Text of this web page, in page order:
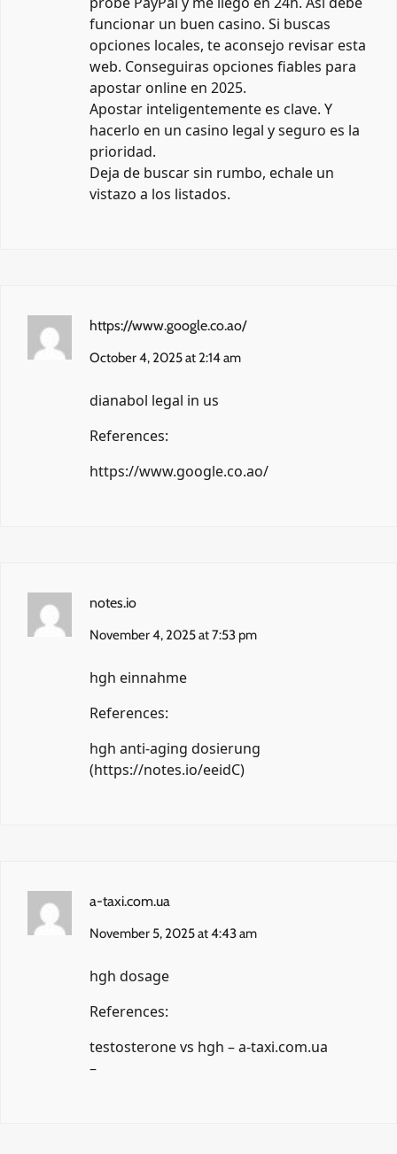
funcionar un buen casino. Si buscas
opciones locales, te aconsejo revisar esta
web. Conseguiras opciones fiables para
apostar online en 2025.
Apostar inteligentemente es clave. Y
hacerlo en un casino legal y seguro es la
prioridad.
Deja de buscar sin rumbo, echale un
vistazo a los listados.
https://www.google.co.ao/
October 4, 2025 at 2:14 am
dianabol legal in us
References:
https://www.google.co.ao/
notes.io
November 4, 2025 at 7:53 pm
hgh einnahme
References:
hgh anti-aging dosierung
(https://notes.io/eeidC)
a-taxi.com.ua
November 5, 2025 at 4:43 am
hgh dosage
References:
testosterone vs hgh –a-taxi.com.ua
–